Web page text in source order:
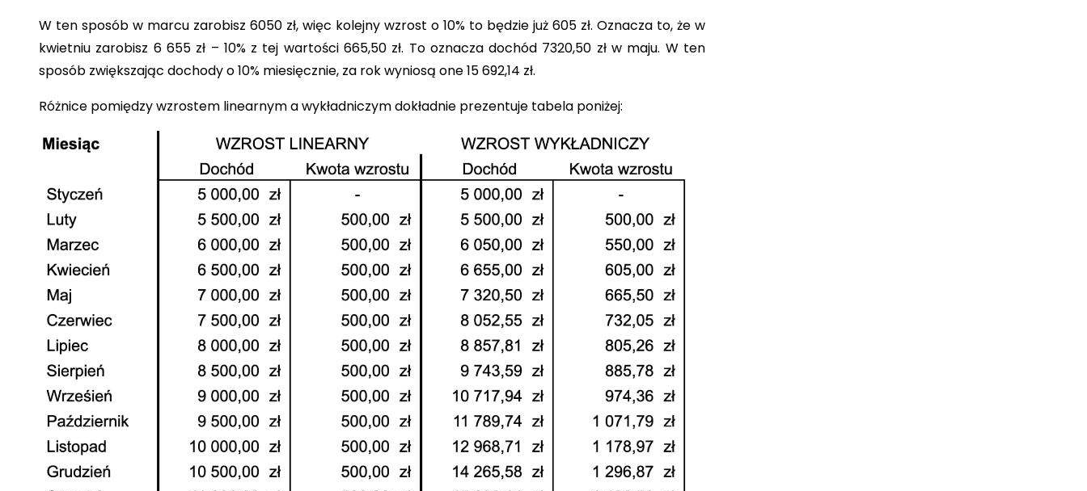
W ten sposób w marcu zarobisz 6050 zł, więc kolejny wzrost o 10% to będzie już 605 zł. Oznacza to, że w
kwietniu zarobisz 6 655 zł – 10% z tej wartości 665,50 zł. To oznacza dochód 7320,50 zł w maju. W ten
sposób zwiększając dochody o 10% miesięcznie, za rok wyniosą one 15 692,14 zł.
Różnice pomiędzy wzrostem linearnym a wykładniczym dokładnie prezentuje tabela poniżej: